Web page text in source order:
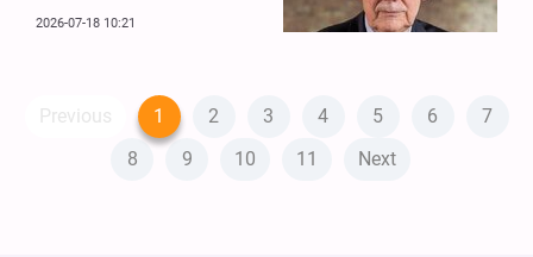
2026-07-18 10:21
Previous 1 2 3 4 5 6
7
8
9 10 11 Next